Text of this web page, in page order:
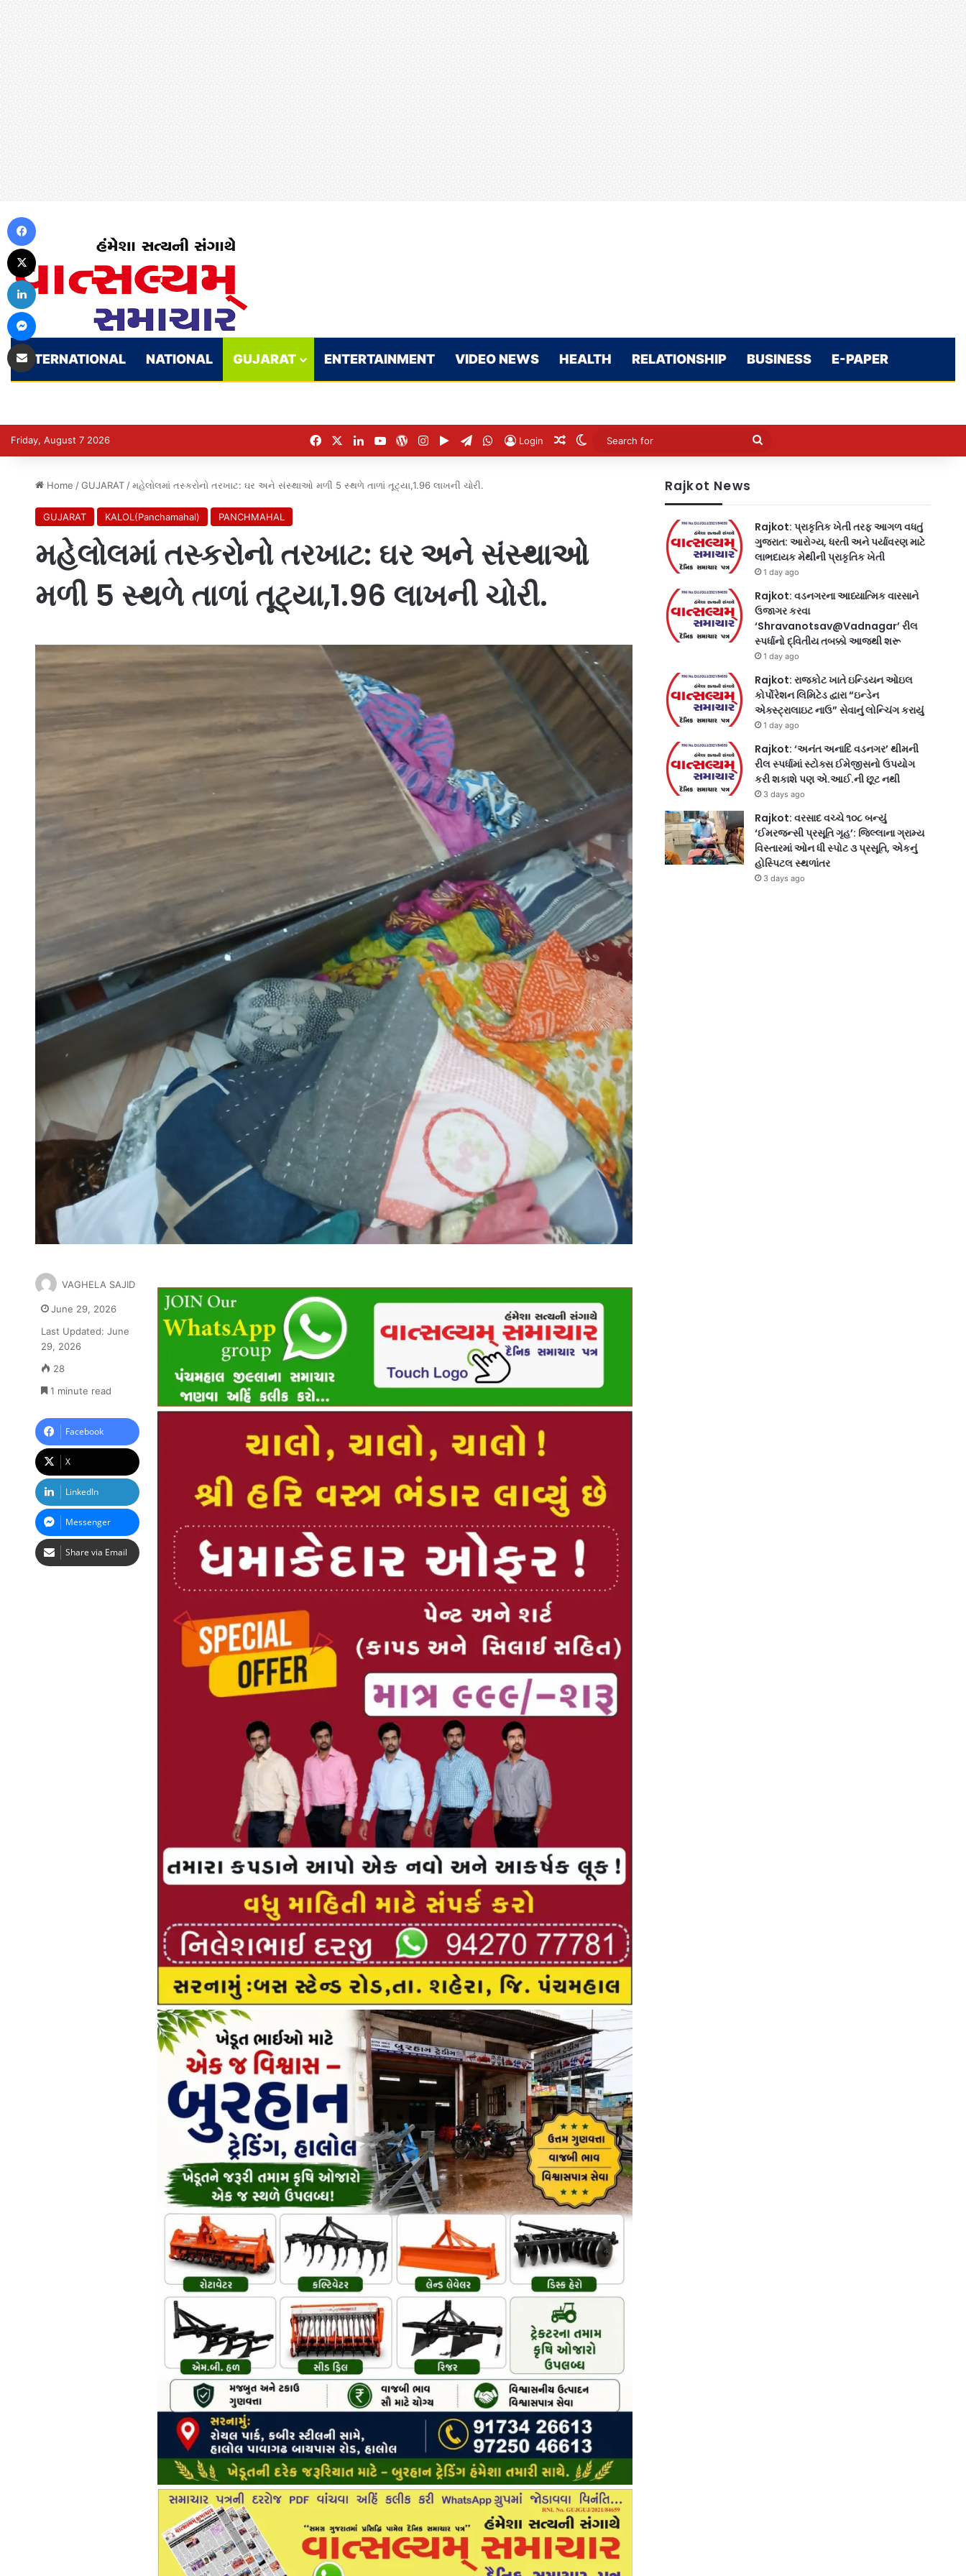
INTERNATIONAL NATIONAL GUJARAT ENTERTAINMENT VIDEO NEWS HEALTH RELATIONSHIP BUSINESS E-PAPER
Friday, August 7 2026 FacebookLinkedInYouTubeWordPress
Instagram
Google Play
Telegram
WhatsApp
Login Random Article
Switch skin
Search
Home / GUJARAT / મહેલોલમાં તસ્કરોનો તરખાટ: ઘર અને સંસ્થાઓ મળી 5 સ્થળે તાળાં તૂટ્યા,1.96 લાખની ચોરી.
GUJARAT KALOL(Panchamahal) PANCHMAHAL
મહેલોલમાં તસ્કરોનો તરખાટ: ઘર અને સંસ્થાઓ
મળી 5 સ્થળે તાળાં તૂટ્યા,1.96 લાખની ચોરી.
VAGHELA SAJID
June 29, 2026
Last Updated: June
29, 2026
28
1 minute read
Facebook
X
LinkedIn
Messenger
Share via Email
Rajkot News
Rajkot: પ્રાકૃતિક ખેતી તરફ આગળ વધતું
ગુજરાત: આરોગ્ય, ધરતી અને પર્યાવરણ માટે
લાભદાયક મેથીની પ્રાકૃતિક ખેતી
1 day ago
Rajkot: વડનગરના આધ્યાત્મિક વારસાને
ઉજાગર કરવા
‘Shravanotsav@Vadnagar’ રીલ
સ્પર્ધાનો દ્વિતીય તબક્કો આજથી શરૂ
1 day ago
Rajkot: રાજકોટ ખાતે ઇન્ડિયન ઓઇલ
કોર્પોરેશન લિમિટેડ દ્વારા “ઇન્ડેન
એક્સ્ટ્રાલાઇટ નાઉ” સેવાનું લોન્ચિંગ કરાયું
1 day ago
Rajkot: ‘અનંત અનાદિ વડનગર’ થીમની
રીલ સ્પર્ધામાં સ્ટોક્સ ઈમેજીસનો ઉપયોગ
કરી શકાશે પણ એ.આઈ.ની છૂટ નથી
3 days ago
Rajkot: વરસાદ વચ્ચે ૧૦૮ બન્યું
‘ઈમરજન્સી પ્રસૂતિ ગૃહ’: જિલ્લાના ગ્રામ્ય
વિસ્તારમાં ઓન ધી સ્પોટ ૩ પ્રસૂતિ, એકનું
હોસ્પિટલ સ્થળાંતર
3 days ago
LinkedIn